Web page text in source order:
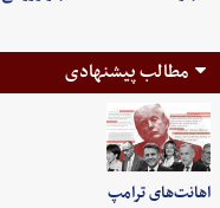
مطالب پیشنهادی
اهانت‌های ترامپ